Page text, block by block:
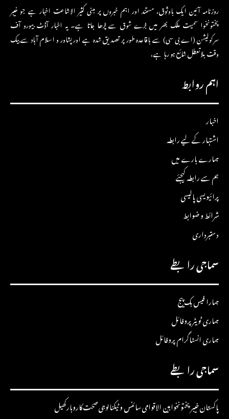
روزنامہ آئین ایک باوثوق، مستند اور اہم خبروں پر مبنی کثیر الاشاعت اخبار ہے جو خیبر
پختونخوا سمیت ملک بھر میں بڑے شوق سے پڑھا جاتا ہے۔ یہ اخبار آڈٹ بیورو آف
سرکولیشن (اے بی سی) سے باقاعدہ طور پر تصدیق شدہ ہے اور پشاور و اسلام آباد سے بیک
وقت بلاتعطل شائع ہو رہا ہے،
اہم روابط
اخبار
اشتہار کے لیے رابطہ
ہمارے بارے میں
ہم سے رابطہ کیجئے
پرائیویسی پالیسی
شرائط و ضوابط
دستبرداری
سماجی رابطے
ہمارا فیس بک پیج
ہماری ٹویٹر پروفائل
ہماری انسٹاگرام پروفائل
سماجی رابطے
پاکستانخیبرپختونخوابین الاقوامیسائنس و ٹیکنالوجیصحتکاروبارکھیل